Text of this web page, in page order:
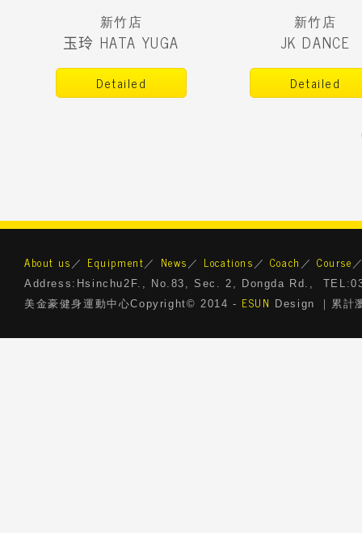
新竹店
玉玲 HATA YUGA
Detailed
新竹店
JK DANCE
Detailed
About us ／ Equipment ／ News ／ Locations ／ Coach ／Course
Address:Hsinchu2F., No.83, Sec. 2, Dongda Rd.,
美金豪健身運動中心Copyright© 2014 - ESUN Design ｜累計